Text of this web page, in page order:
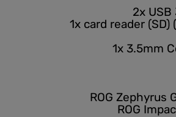
2x USB
1x card reader (SD)
1x 3.5mm
ROG Zephyrus
ROG